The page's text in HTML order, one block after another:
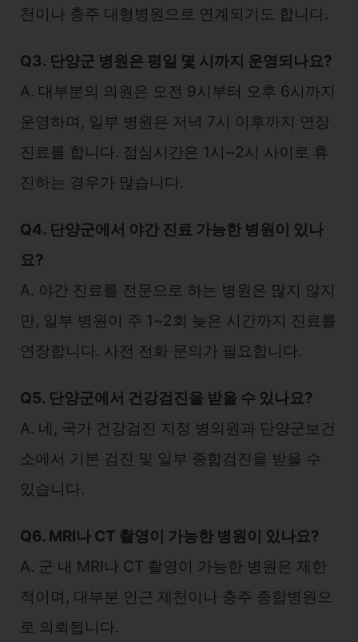
천이나 충주 대형병원으로 연계되기도 합니다.
Q3. 단양군 병원은 평일 몇 시까지 운영되나요?
A. 대부분의 의원은 오전 9시부터 오후 6시까지
운영하며, 일부 병원은 저녁 7시 이후까지 연장
진료를 합니다. 점심시간은 1시~2시 사이로 휴
진하는 경우가 많습니다.
Q4. 단양군에서 야간 진료 가능한 병원이 있나
요?
A. 야간 진료를 전문으로 하는 병원은 많지 않지
만, 일부 병원이 주 1~2회 늦은 시간까지 진료를
연장합니다. 사전 전화 문의가 필요합니다.
Q5. 단양군에서 건강검진을 받을 수 있나요?
A. 네, 국가 건강검진 지정 병의원과 단양군보건
소에서 기본 검진 및 일부 종합검진을 받을 수
있습니다.
Q6. MRI나 CT 촬영이 가능한 병원이 있나요?
A. 군 내 MRI나 CT 촬영이 가능한 병원은 제한
적이며, 대부분 인근 제천이나 충주 종합병원으
로 의뢰됩니다.